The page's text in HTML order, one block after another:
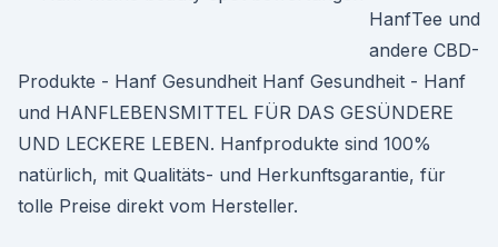
HanfTee und
andere CBD-
Produkte - Hanf Gesundheit Hanf Gesundheit - Hanf
und HANFLEBENSMITTEL FÜR DAS GESÜNDERE
UND LECKERE LEBEN. Hanfprodukte sind 100%
natürlich, mit Qualitäts- und Herkunftsgarantie, für
tolle Preise direkt vom Hersteller.